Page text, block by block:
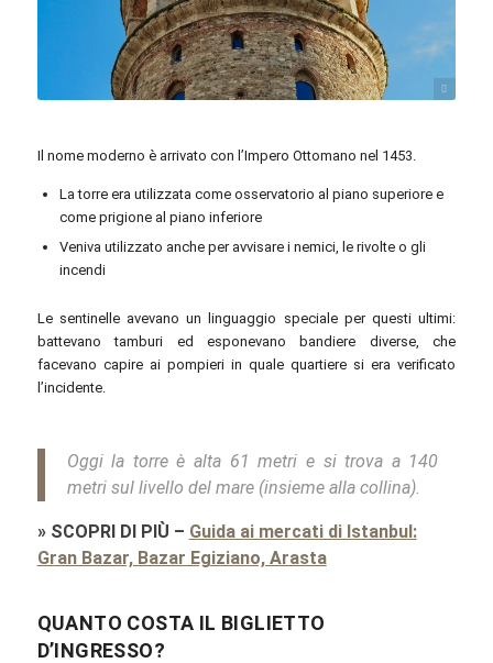
Lesya Soboleva / Unsplash
Il nome moderno è arrivato con l’Impero Ottomano nel 1453.
La torre era utilizzata come osservatorio al piano superiore e
come prigione al piano inferiore
Veniva utilizzato anche per avvisare i nemici, le rivolte o gli
incendi
Le sentinelle avevano un linguaggio speciale per questi ultimi:
battevano tamburi ed esponevano bandiere diverse, che
facevano capire ai pompieri in quale quartiere si era verificato
l’incidente.
Oggi la torre è alta 61 metri e si trova a 140
metri sul livello del mare (insieme alla collina).
» SCOPRI DI PIÙ – Guida ai mercati di Istanbul:
Gran Bazar, Bazar Egiziano, Arasta
QUANTO COSTA IL BIGLIETTO
D’INGRESSO?